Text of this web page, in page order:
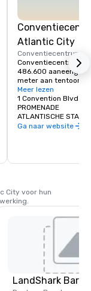
Atlantic City
Conventiecentrum
Conventiecentrum
486.600
meter aan
evenals 45
109.100 vierkante
functionele ruimte
die u zou
Convention Center
Meer lezen
1 Convention Blvd
PROMENADE
ATLANTISCHE
Ga naar website
City voor hun